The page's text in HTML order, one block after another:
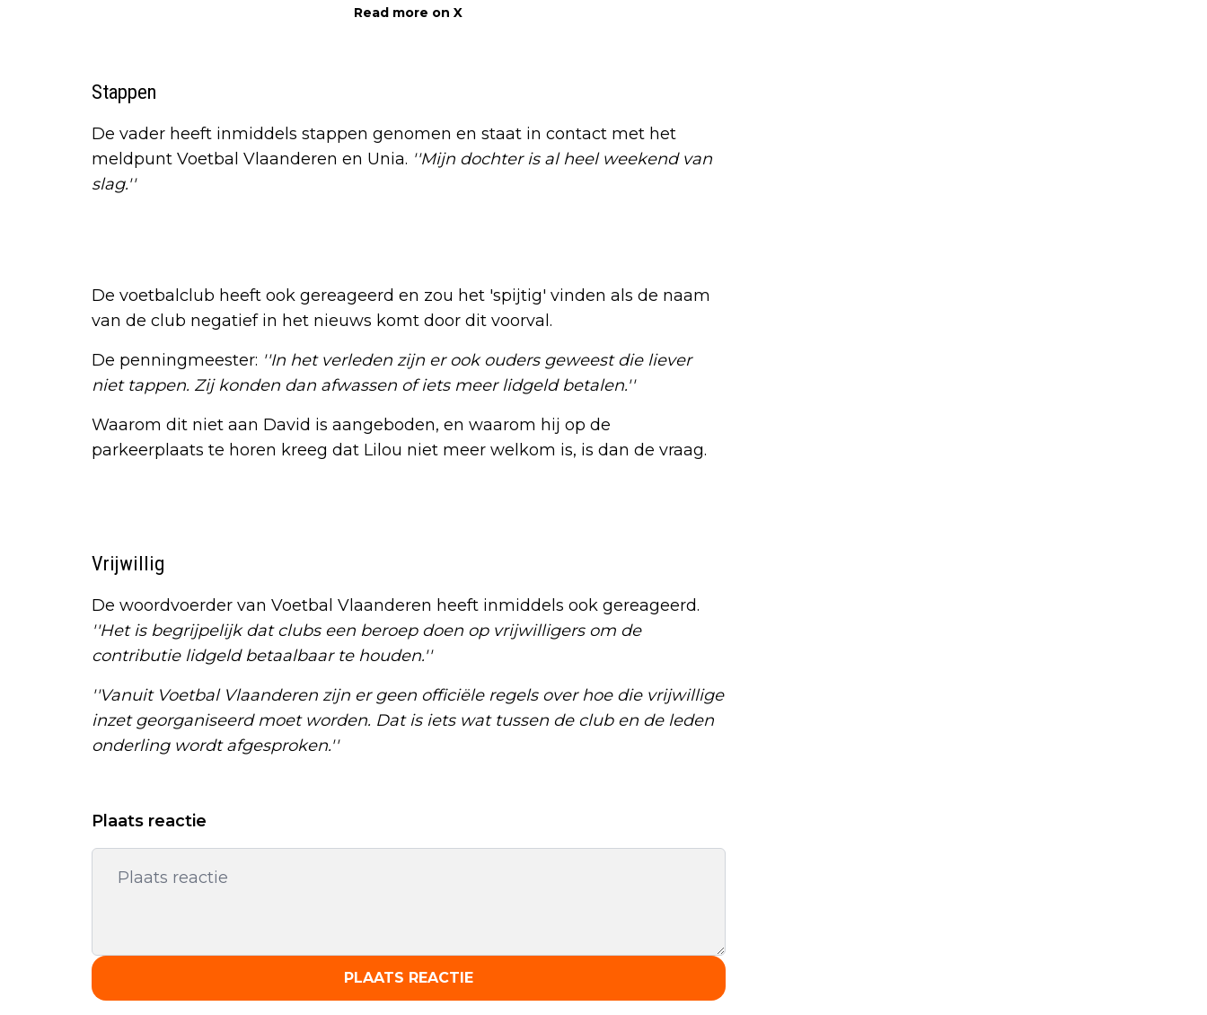
Read more on X
Stappen
De vader heeft inmiddels stappen genomen en staat in contact met het
meldpunt Voetbal Vlaanderen en Unia. ''Mijn dochter is al heel weekend van
slag.''
De voetbalclub heeft ook gereageerd en zou het 'spijtig' vinden als de naam
van de club negatief in het nieuws komt door dit voorval.
De penningmeester: ''In het verleden zijn er ook ouders geweest die liever
niet tappen. Zij konden dan afwassen of iets meer lidgeld betalen.''
Waarom dit niet aan David is aangeboden, en waarom hij op de
parkeerplaats te horen kreeg dat Lilou niet meer welkom is, is dan de vraag.
Vrijwillig
De woordvoerder van Voetbal Vlaanderen heeft inmiddels ook gereageerd.
''Het is begrijpelijk dat clubs een beroep doen op vrijwilligers om de
contributie lidgeld betaalbaar te houden.''
''Vanuit Voetbal Vlaanderen zijn er geen officiële regels over hoe die vrijwillige
inzet georganiseerd moet worden. Dat is iets wat tussen de club en de leden
onderling wordt afgesproken.''
Plaats reactie
PLAATS REACTIE